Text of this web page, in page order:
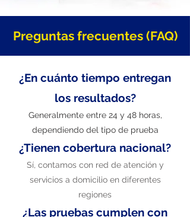
Preguntas frecuentes (FAQ)
¿En cuánto tiempo entregan
los resultados?
Generalmente entre 24 y 48 horas,
dependiendo del tipo de prueba
¿Tienen cobertura nacional?
Sí, contamos con red de atención y
servicios a domicilio en diferentes
regiones
¿Las pruebas cumplen con